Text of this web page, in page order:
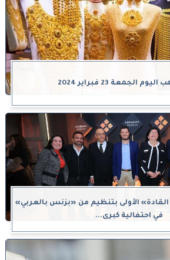
الجمعة 23 فبراير 2024
الأولى بتنظيم من «بزنس بالعربي»
في احتفالية كبرى...